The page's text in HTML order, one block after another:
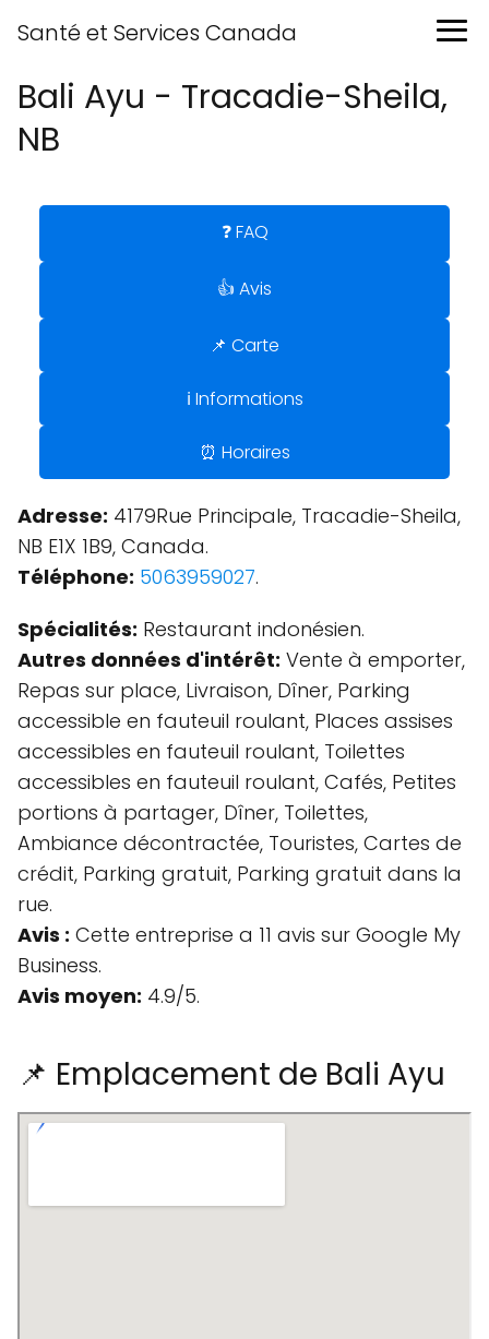
Santé et Services Canada
Bali Ayu - Tracadie-Sheila,
NB
❓ FAQ
👍 Avis
📌 Carte
ℹ️ Informations
⏰ Horaires
Adresse: 4179Rue Principale, Tracadie-Sheila,
NB E1X 1B9, Canada.
Téléphone: 5063959027.
Spécialités: Restaurant indonésien.
Autres données d'intérêt: Vente à emporter,
Repas sur place, Livraison, Dîner, Parking
accessible en fauteuil roulant, Places assises
accessibles en fauteuil roulant, Toilettes
accessibles en fauteuil roulant, Cafés, Petites
portions à partager, Dîner, Toilettes,
Ambiance décontractée, Touristes, Cartes de
crédit, Parking gratuit, Parking gratuit dans la
rue.
Avis : Cette entreprise a 11 avis sur Google My
Business.
Avis moyen: 4.9/5.
📌 Emplacement de Bali Ayu